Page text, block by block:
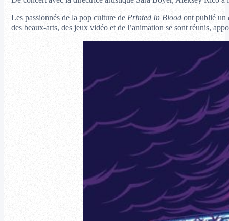
Les passionnés de la pop culture de Printed In Blood ont publié un
des beaux-arts, des jeux vidéo et de l’animation se sont réunis,